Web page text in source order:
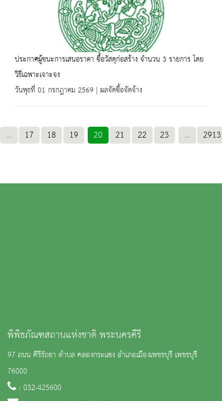
ประกาศผู้ชนะการเสนอราคา ซื้อวัสดุก่อสร้าง จำนวน 3 รายการ โดย
วิธีเฉพาะเจาะจง
วันพุธที่ 01 กรกฎาคม 2569 | ผลจัดซื้อจัดจ้าง
... 17 18 19 20 21 22 23 ... 2913
พิพิธภัณฑสถานแห่งชาติ พระนครคีรี
97 ถนน คีรีรัถยา ตำบล คลองกระแซง อำเภอเมืองเพชรบุรี เพชรบุรี
76000
: 032-425600